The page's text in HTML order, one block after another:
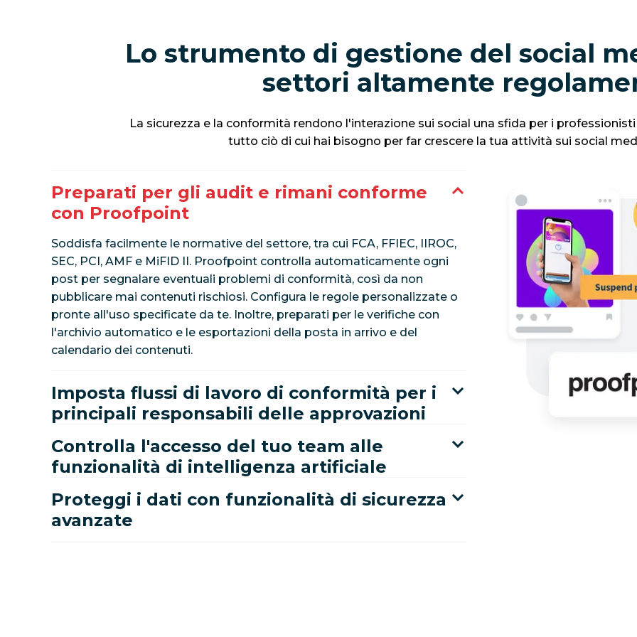
Lo strumento di gestione del social
settori altamente
La sicurezza e la conformità rendono l'interazione sui social una sfida per i
tutto ciò di cui hai bisogno per far crescere la tua attività sui social
Preparati per gli audit e rimani conforme
con Proofpoint
Soddisfa facilmente le normative del settore, tra cui FCA, FFIEC, IIROC,
SEC, PCI, AMF e MiFID II. Proofpoint controlla automaticamente ogni
post per segnalare eventuali problemi di conformità, così da non
pubblicare mai contenuti rischiosi. Configura le regole personalizzate o
pronte all'uso specificate da te. Inoltre, preparati per le verifiche con
l'archivio automatico e le esportazioni della posta in arrivo e del
calendario dei contenuti.
Imposta flussi di lavoro di conformità per i
principali responsabili delle approvazioni
Controlla l'accesso del tuo team alle
funzionalità di intelligenza artificiale
Proteggi i dati con funzionalità di sicurezza
avanzate